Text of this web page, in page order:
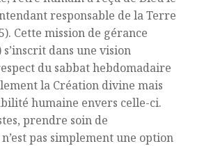
responsable de la Terre
Cette mission de gérance
dans une vision
du sabbat hebdomadaire
la Création divine mais
humaine envers celle-ci.
prendre soin de
pas simplement une option